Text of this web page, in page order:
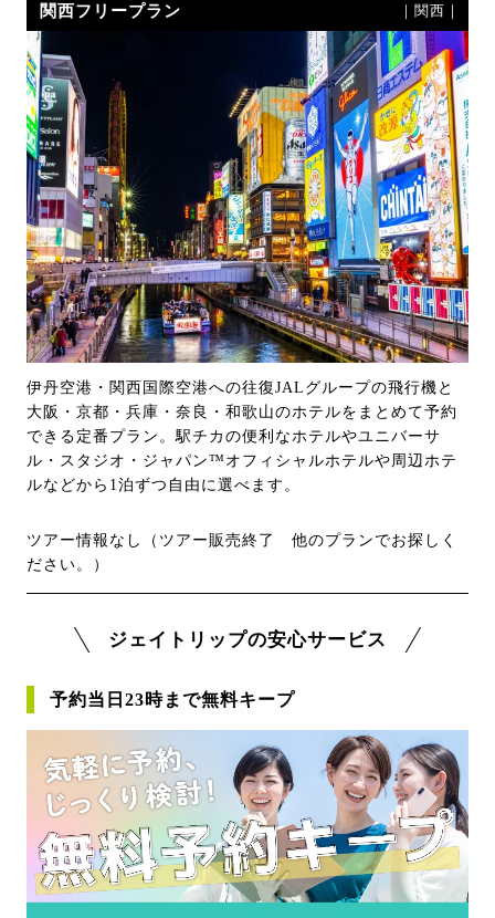
関西フリープラン ｜関西｜
伊丹空港・関西国際空港への往復JALグループの飛行機と
大阪・京都・兵庫・奈良・和歌山のホテルをまとめて予約
できる定番プラン。駅チカの便利なホテルやユニバーサ
ル・スタジオ・ジャパン™オフィシャルホテルや周辺ホテ
ルなどから1泊ずつ自由に選べます。
ツアー情報なし（ツアー販売終了 他のプランでお探しく
ださい。）
ジェイトリップの安心サービス
予約当日23時まで無料キープ